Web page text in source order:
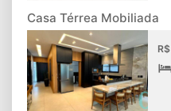
Casa Térrea Mobiliada
R$